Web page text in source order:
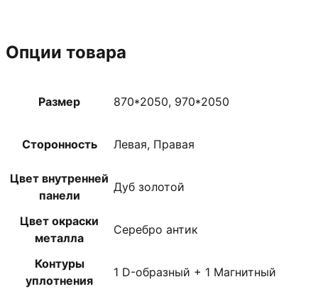
Опции товара
Размер 870*2050, 970*2050
Сторонность Левая, Правая
Цвет внутренней
панели
Дуб золотой
Цвет окраски
металла
Серебро антик
Контуры
уплотнения
1 D-образный + 1 Магнитный